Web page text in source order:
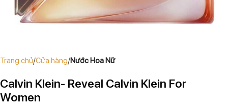
Trang chủ Cửa hàng Nước Hoa Nữ
Calvin Klein- Reveal Calvin Klein For
Women